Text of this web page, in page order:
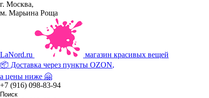
г. Москва,
м. Марьина Роща
LaNord.ru
магазин красивых вещей
📦 Доставка через пункты OZON,
а цены ниже 🤗
+7 (916) 098-83-94